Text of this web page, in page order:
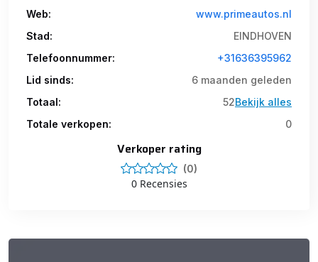
Web:
www.primeautos.nl
Stad:
EINDHOVEN
Telefoonnummer:
+31636395962
Lid sinds:
6 maanden geleden
Totaal:
52Bekijk alles
Totale verkopen:
0
Verkoper rating
(0)
0 Recensies